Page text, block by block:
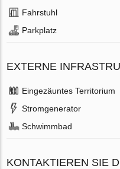
Fahrstuhl
Parkplatz
EXTERNE
Eingezäuntes Territorium
Stromgenerator
Schwimmbad
KONTAKTIEREN SIE